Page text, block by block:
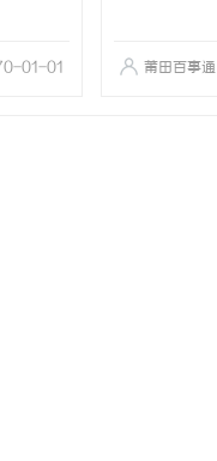
01-01 莆田百事通